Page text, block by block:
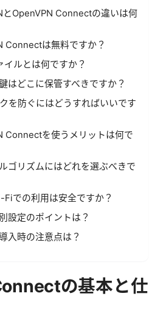
とOpenVPN Connectの違いは何
Connectは無料ですか？
イルとは何ですか？
はどこに保管すべきですか？
を防ぐにはどうすればいいです
Connectを使うメリットは何で
ゴリズムにはどれを選ぶべきで
Fiでの利用は安全ですか？
設定のポイントは？
入時の注意点は？
の基本と仕